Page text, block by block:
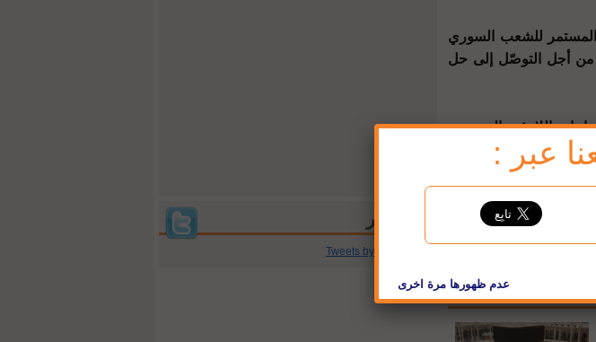
Tweets by @jbcnews
الدولي المستمر للشعب السوري
من أجل التوصّل إلى حل
اللاجئين السوريين
الدولي، ومتابعة
عبر :